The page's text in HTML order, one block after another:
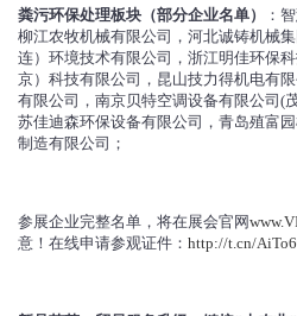
粪污环保处理板块（部分企业名单）
：
柳江农牧机械有限公司，河北诚铸机械
连）环境技术有限公司，浙江明佳环保
京）科技有限公司，昆山技力得机电有
有限公司，南京贝特空调设备有限公司(
苏佳迪森环保设备有限公司，青岛殖富
制造有限公司；
参展企业完整名单，将在展会官网
意！在线申请参观证件： http://t.cn/